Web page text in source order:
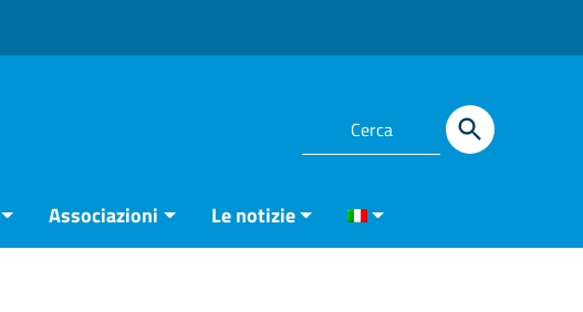
Associazioni Le notizie